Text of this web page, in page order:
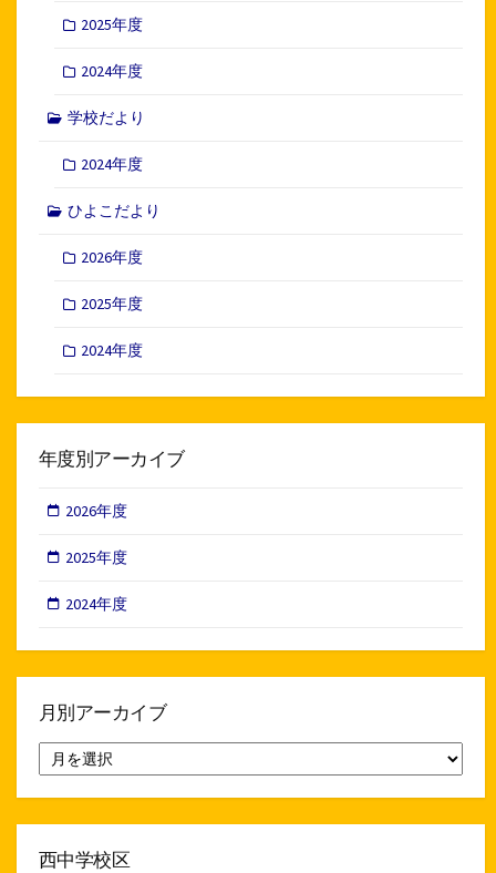
2025年度
2024年度
学校だより
2024年度
ひよこだより
2026年度
2025年度
2024年度
年度別アーカイブ
2026年度
2025年度
2024年度
月別アーカイブ
別
ア
イ
西中学校区